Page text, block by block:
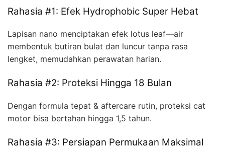
Rahasia #1: Efek Hydrophobic Super Hebat
Lapisan nano menciptakan efek lotus leaf—air
membentuk butiran bulat dan luncur tanpa rasa
lengket, memudahkan perawatan harian.
Rahasia #2: Proteksi Hingga 18 Bulan
Dengan formula tepat & aftercare rutin, proteksi cat
motor bisa bertahan hingga 1,5 tahun.
Rahasia #3: Persiapan Permukaan Maksimal